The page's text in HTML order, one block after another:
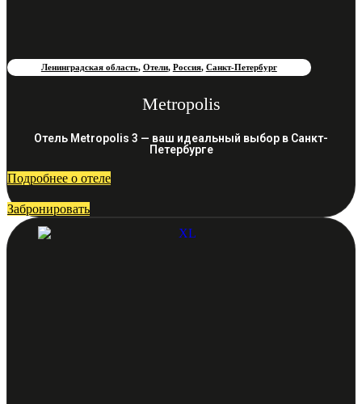
Ленинградская область, Отели, Россия, Санкт-Петербург
Metropolis
Отель Metropolis 3 — ваш идеальный выбор в Санкт-
Петербурге
Подробнее о отеле
Забронировать